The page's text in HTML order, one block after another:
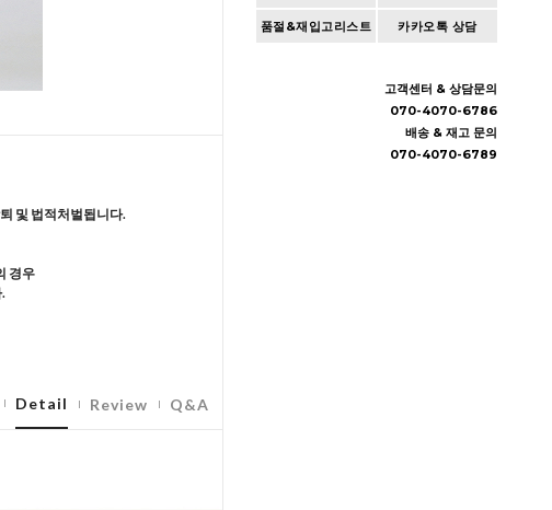
품절&재입고리스트 카카오톡 상담
고객센터 & 상담문의
070-4070-6786
배송 & 재고 문의
070-4070-6789
Cart Wishlist
및 법적처벌됩니다.
경우
Detail Review Q&A